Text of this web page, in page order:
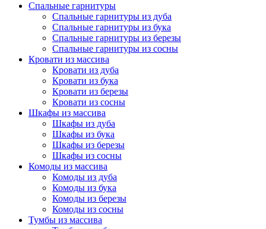
Спальные гарнитуры
Спальные гарнитуры из дуба
Спальные гарнитуры из бука
Спальные гарнитуры из березы
Спальные гарнитуры из сосны
Кровати из массива
Кровати из дуба
Кровати из бука
Кровати из березы
Кровати из сосны
Шкафы из массива
Шкафы из дуба
Шкафы из бука
Шкафы из березы
Шкафы из сосны
Комоды из массива
Комоды из дуба
Комоды из бука
Комоды из березы
Комоды из сосны
Тумбы из массива